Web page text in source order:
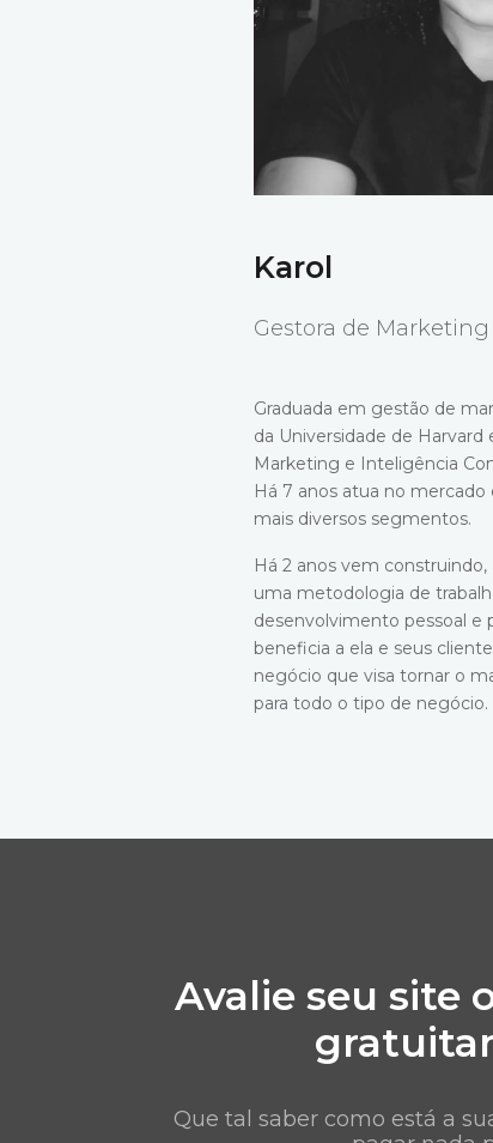
Karol
Gestora de Marketing
Graduada em gestão de
da Universidade de Harvard
Marketing e Inteligência
Há 7 anos atua no
mais diversos segmentos.
Há 2 anos vem construindo,
uma metodologia de
desenvolvimento pessoal e
beneficia a ela e seus
negócio que visa tornar o
para todo o tipo de negócio.
Avalie seu site
Que tal saber como está a